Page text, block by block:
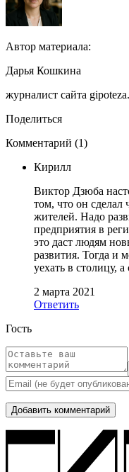
Автор материала:
Дарья Кошкина
журналист сайта
Поделиться
Комментарий (1)
Кирилл
Виктор Дзюба
том, что он сделал
жителей. Надо
предприятия в
это даст людям
развития. Тогда и
уехать в столицу,
2 марта 2021
Ответить
Гость